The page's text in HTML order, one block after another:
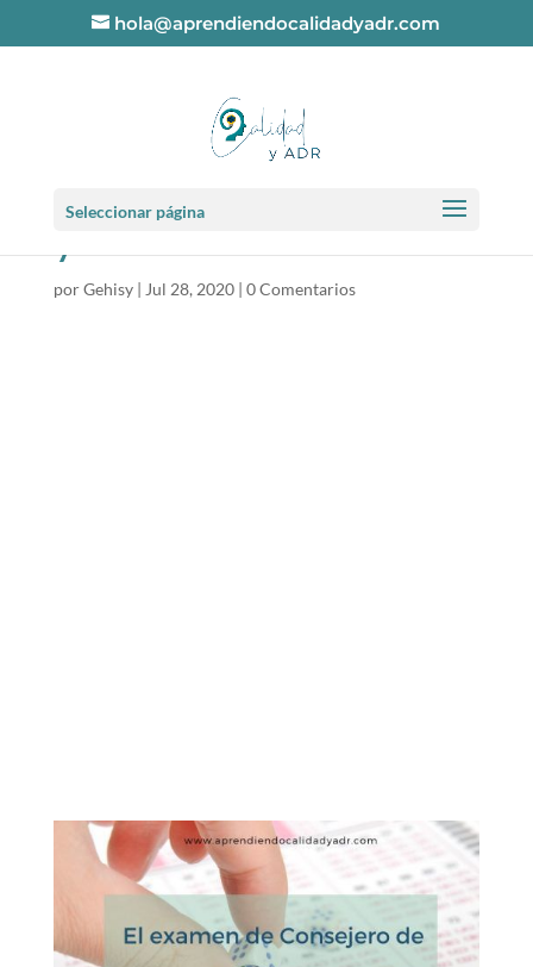
hola@aprendiendocalidadyadr.com
Seleccionar página
aprendiendocalidad
yadr.com
porGehisy| Jul 28, 2020| 0 Comentarios